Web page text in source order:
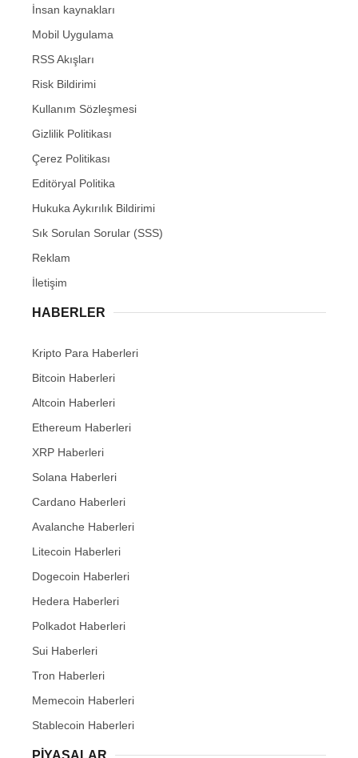
İnsan kaynakları
Mobil Uygulama
RSS Akışları
Risk Bildirimi
Kullanım Sözleşmesi
Gizlilik Politikası
Çerez Politikası
Editöryal Politika
Hukuka Aykırılık Bildirimi
Sık Sorulan Sorular (SSS)
Reklam
İletişim
HABERLER
Kripto Para Haberleri
Bitcoin Haberleri
Altcoin Haberleri
Ethereum Haberleri
XRP Haberleri
Solana Haberleri
Cardano Haberleri
Avalanche Haberleri
Litecoin Haberleri
Dogecoin Haberleri
Hedera Haberleri
Polkadot Haberleri
Sui Haberleri
Tron Haberleri
Memecoin Haberleri
Stablecoin Haberleri
PIYASALAR